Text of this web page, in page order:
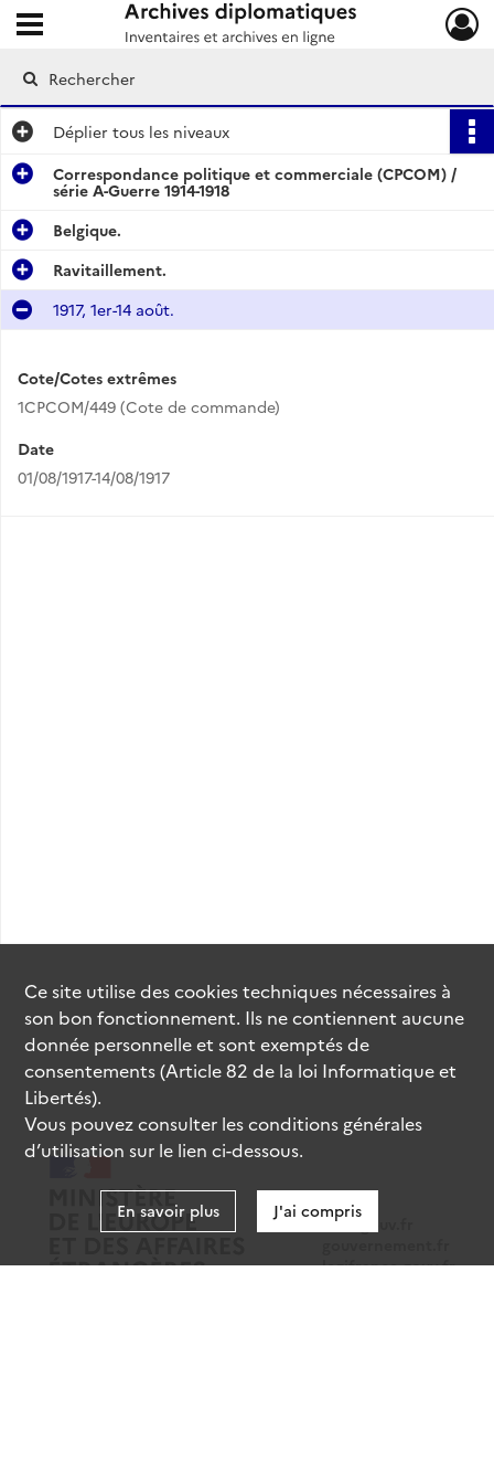
Archives diplomatiques
Ouvrir le menu déroulant
Déplier tous les niveaux
Correspondance politique et commerciale (CPCOM) /
série A-Guerre 1914-1918
Belgique.
Ravitaillement.
1917, 1er-14 août.
Cote/Cotes extrêmes
1CPCOM/449 (Cote de commande)
Date
01/08/1917-14/08/1917
data.gouv.fr
legifrance.gouv.fr
Ce site utilise descookiestechniques nécessaires à
son bon fonctionnement. Ils ne contiennent aucune
donnée personnelle et sont exemptés de
consentements (Article 82 de la loi Informatique et
Libertés).
Vous pouvez consulter les conditions générales
d’utilisation sur le lien ci-dessous.
En savoir plus J'ai compris